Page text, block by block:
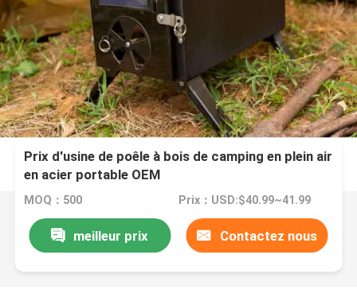
Prix ​​d'usine de poêle à bois de camping en plein air
en acier portable OEM
MOQ：500 Prix：USD:$40.99~41.99
meilleur prix Contactez nous